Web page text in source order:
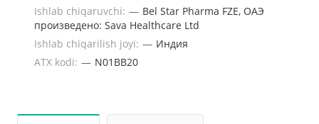
Ishlab chiqaruvchi: — Bel Star Pharma FZE, ОАЭ
произведено: Sava Healthcare Ltd
Ishlab chiqarilish joyi: — Индия
ATX kodi: — N01BB20